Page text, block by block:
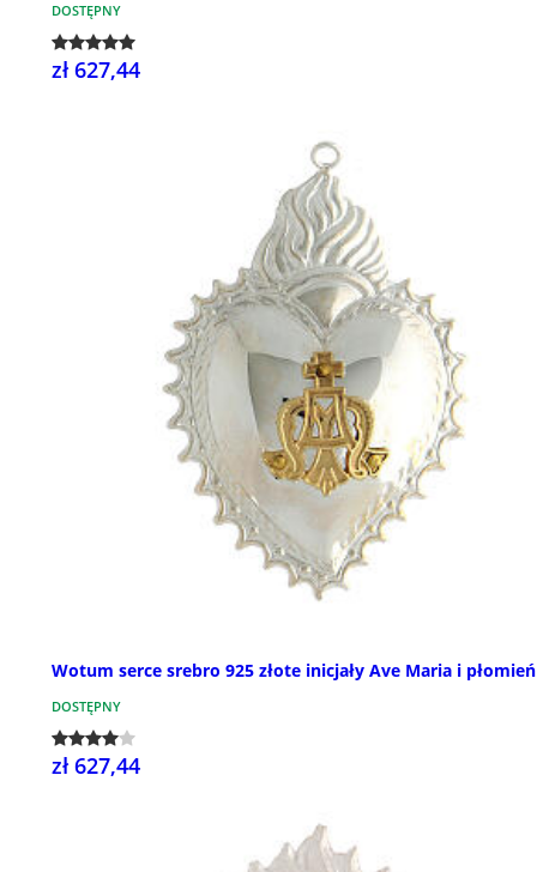
DOSTĘPNY
zł 627,44
Wotum serce srebro 925 złote inicjały Ave Maria i płomień
DOSTĘPNY
zł 627,44